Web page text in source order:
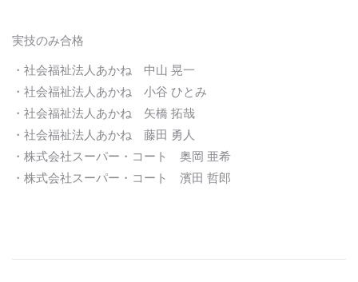
実技のみ合格
・社会福祉法人あかね 中山 晃一
・社会福祉法人あかね 小谷 ひとみ
・社会福祉法人あかね 矢橋 拓哉
・社会福祉法人あかね 藤田 勇人
・株式会社スーパー・コート 奥岡 亜希
・株式会社スーパー・コート 濱田 哲郎